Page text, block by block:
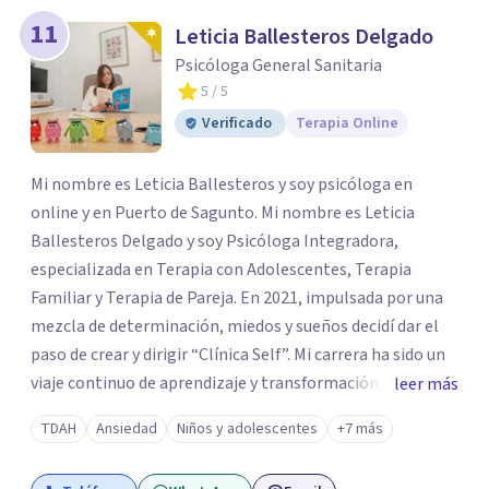
11 Leticia Ballesteros Delgado
Psicóloga General Sanitaria
5 / 5
Verificado
Terapia Online
Mi nombre es Leticia Ballesteros y soy psicóloga en
online y en Puerto de Sagunto. Mi nombre es Leticia
Ballesteros Delgado y soy Psicóloga Integradora,
especializada en Terapia con Adolescentes, Terapia
Familiar y Terapia de Pareja. En 2021, impulsada por una
mezcla de determinación, miedos y sueños decidí dar el
paso de crear y dirigir “Clínica Self”. Mi carrera ha sido un
viaje continuo de aprendizaje y transformación,
moldeado por másters, especializaciones y experiencias
que han reafirmado mi verdadera vocación: acompañar a
familias y adolescentes en sus momentos más cruciales,
leer más
TDAH Ansiedad Niños y adolescentes +7 más